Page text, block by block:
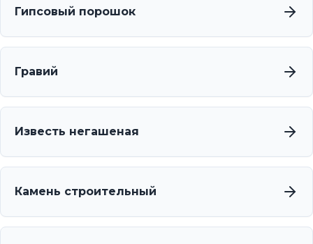
Гипсовый порошок
Гравий
Известь негашеная
Камень строительный